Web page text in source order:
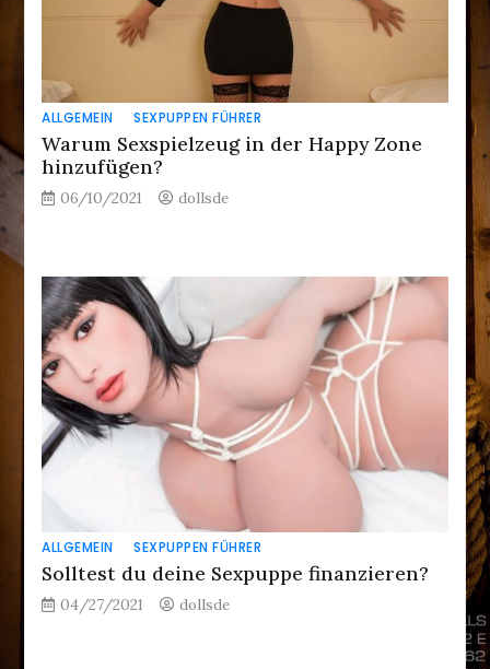
ALLGEMEIN SEXPUPPEN FÜHRER
Warum Sexspielzeug in der Happy Zone
hinzufügen?
06/10/2021 dollsde
ALLGEMEIN SEXPUPPEN FÜHRER
Solltest du deine Sexpuppe finanzieren?
04/27/2021 dollsde